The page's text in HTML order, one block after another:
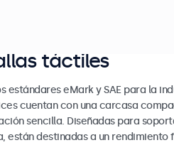
táctiles
eMark y SAE para la
cuentan con una carcasa
sencilla. Diseñadas para
destinadas a un rendimiento